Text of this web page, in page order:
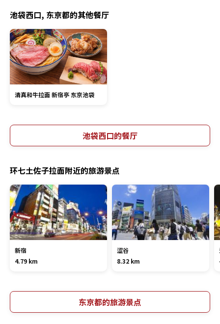
池袋西口, 东京都的其他餐厅
清真和牛拉面 新宿亭 东京池袋
池袋西口的餐厅
环七土佐子拉面附近的旅游景点
新宿
4.79 km
涩谷
8.32 km
东京都的旅游景点